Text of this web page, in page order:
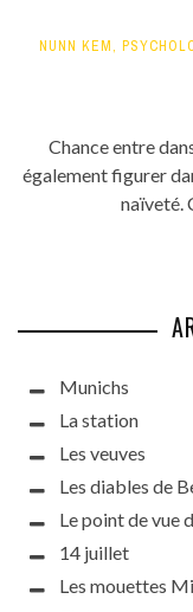
NUNN KEM,
Chance entre
également figurer
naïveté.
Munichs
La station
Les veuves
Les diables de
Le point de vue
14 juillet
Les mouettes